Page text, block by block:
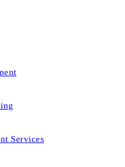
Services